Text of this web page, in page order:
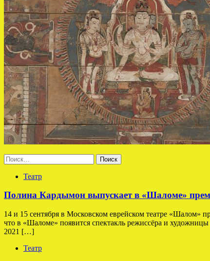
Найти:
Театр
Полина Кардымон выпускает в «Шаломе»
14 и 15 сентября в Московском еврейском театре
что в «Шаломе» появится спектакль режиссёра и
2021 […]
Театр